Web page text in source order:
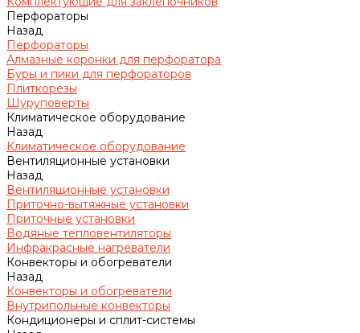
Перфораторы
Назад
Перфораторы
Алмазные коронки для перфоратора
Буры и пики для перфораторов
Плиткорезы
Шуруповерты
Климатическое оборудование
Назад
Климатическое оборудование
Вентиляционные установки
Назад
Вентиляционные установки
Приточно-вытяжные установки
Приточные установки
Водяные тепловентиляторы
Инфракрасные нагреватели
Конвекторы и обогреватели
Назад
Конвекторы и обогреватели
Внутрипольные конвекторы
Кондиционеры и сплит-системы